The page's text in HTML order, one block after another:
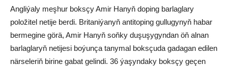
Angliýaly meşhur boksçy Amir Hanyň doping barlaglary
položitel netije berdi. Britaniýanyň antitoping gullugynyň habar
bermegine görä, Amir Hanyň soňky duşuşygyndan öň alnan
barlaglaryň netijesi boýunça tanymal boksçuda gadagan edilen
närseleriň birine gabat gelindi. 36 ýaşyndaky boksçy geçen